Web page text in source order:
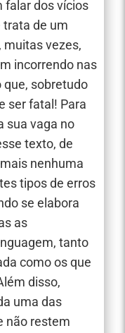
falar dos vícios
trata de um
muitas vezes,
incorrendo nas
que, sobretudo
ser fatal! Para
sua vaga no
texto, de
nenhuma
tipos de erros
se elabora
as
tanto
como os que
disso,
uma das
não restem